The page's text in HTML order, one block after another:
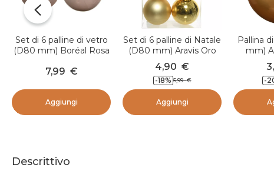
Set di 6 palline di vetro
(D80 mm) Boréal Rosa
7,99 €
Aggiungi
Set di 6 palline di Natale
(D80 mm) Aravis Oro
4,90 €
-18% 5,99 €
Aggiungi
Pallina
mm)
-
Descrittivo